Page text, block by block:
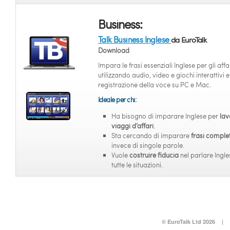
Business:
Talk Business Ingleseda EuroTalk
Download
Impara le frasi essenziali Inglese per gli
utilizzando audio, video e giochi interattivi e
registrazione della voce su PC e Mac.
Ideale per chi:
Ha bisogno di imparare Inglese per
viaggi d’affari.
Sta cercando di impararefrasi
invece di singole parole.
Vuolecostruire fiducia nel parlare
tutte le situazioni.
© EuroTalk Ltd 2026 |